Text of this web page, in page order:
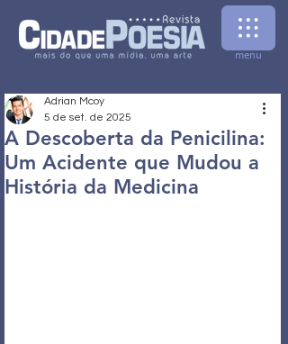
menu
A Descoberta da Penicilina:
Um Acidente que Mudou a
História da Medicina
Adrian Mcoy
5 de set. de 2025